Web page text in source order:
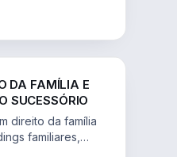
DA FAMÍLIA E
SUCESSÓRIO
direito da família
familiares,